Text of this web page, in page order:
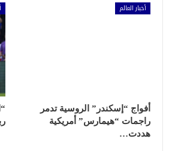
أخبار العالم
أفواج “إسكندر” الروسية تدمر
راجمات “هيمارس” أمريكية
هددت…